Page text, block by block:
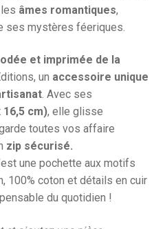
âmes romantiques,
ses mystères féeriques.
et imprimée de la
un accessoire unique
. Avec ses
16,5 cm), elle glisse
toutes vos affaire
zip sécurisé.
une pochette aux motifs
100% coton et détails en cuir
du quotidien !